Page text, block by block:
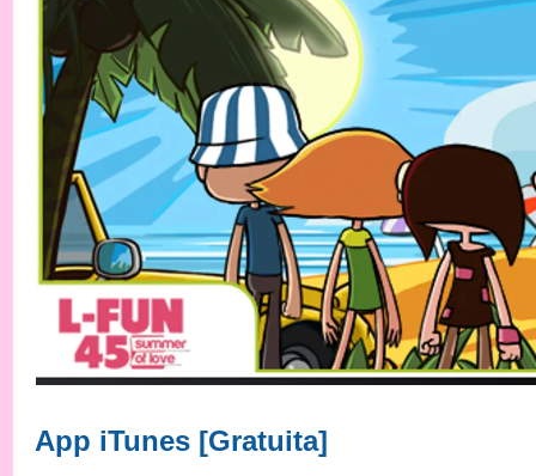
App iTunes [Gratuita]